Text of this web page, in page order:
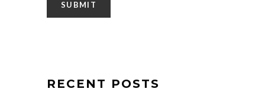
RECENT POSTS